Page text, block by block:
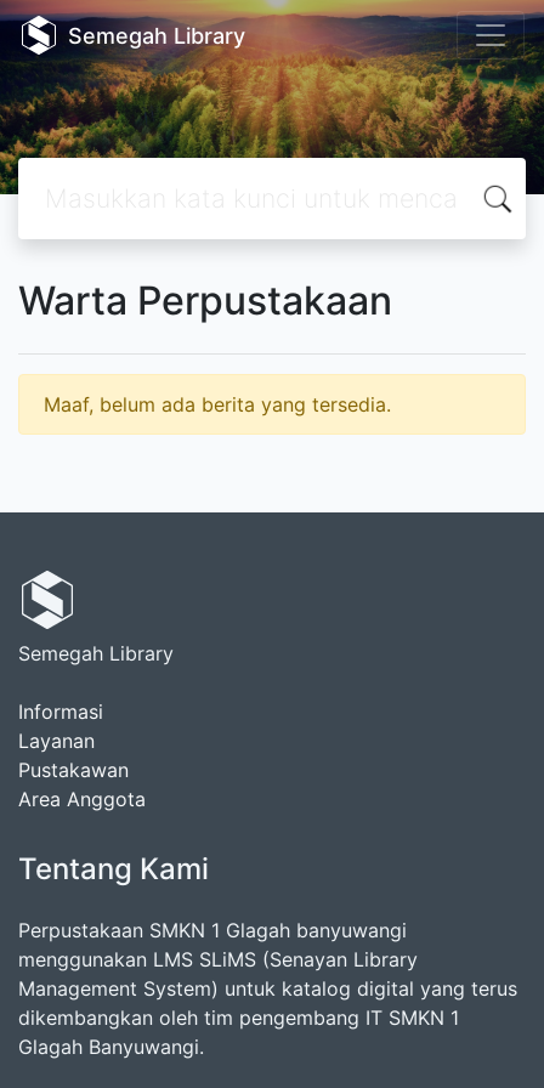
Semegah Library
Warta Perpustakaan
Maaf, belum ada berita yang tersedia.
Semegah Library
Informasi
Layanan
Pustakawan
Area Anggota
Tentang Kami
Perpustakaan SMKN 1 Glagah banyuwangi
menggunakan LMS SLiMS (Senayan Library
Management System) untuk katalog digital yang terus
dikembangkan oleh tim pengembang IT SMKN 1
Glagah Banyuwangi.